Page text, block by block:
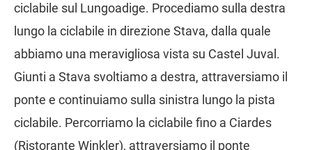
ciclabile sul Lungoadige. Procediamo sulla destra
lungo la ciclabile in direzione Stava, dalla quale
abbiamo una meravigliosa vista su Castel Juval.
Giunti a Stava svoltiamo a destra, attraversiamo il
ponte e continuiamo sulla sinistra lungo la pista
ciclabile. Percorriamo la ciclabile fino a Ciardes
(Ristorante Winkler), attraversiamo il ponte